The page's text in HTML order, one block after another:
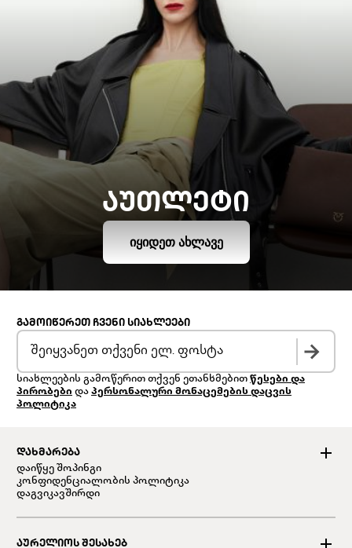
ᲐᲣᲗᲚᲔᲢᲘ
ᲘᲧᲘᲓᲔᲗ ᲐᲮᲚᲐᲕᲔ
ᲓᲐᲮᲛᲐᲠᲔᲑᲐ
დაიწყე შოპინგი
კონფიდენციალობის პოლიტიკა
დაგვიკავშირდი
ᲐᲣᲠᲔᲚᲘᲝᲡ ᲨᲔᲡᲐᲮᲔᲑ
ᲒᲐᲛᲝᲘᲬᲔᲠᲔᲗ ᲩᲕᲔᲜᲘ ᲡᲘᲐᲮᲚᲔᲔᲑᲘ
სიახლეების გამოწერით თქვენ ეთანხმებით წესები და
პირობები და პერსონალური მონაცემების დაცვის
პოლიტიკა